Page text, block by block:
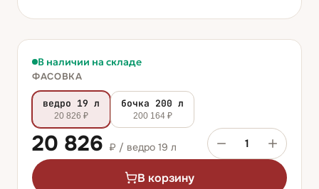
В наличии на складе
ФАСОВКА
ведро 19 л
20 826 ₽
бочка 200 л
200 164 ₽
20 826 ₽ / ведро 19 л 1
В корзину